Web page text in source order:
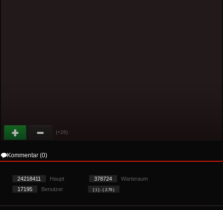
(+26)
Kommentar (0)
24218411 Haupt 378724
Warteraum
17195
Benutzer [ 1 ] - ( 2.79 )